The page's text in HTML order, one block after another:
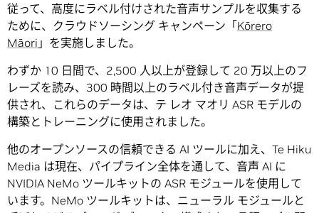
従って、高度にラベル付けされた音声サンプルを収集する
ために、クラウドソーシング キャンペーン「Kōrero
Māori 」を実施しました。
わずか 10 日間で、2,500 人以上が登録して 20 万以上のフ
レーズを読み、300 時間以上のラベル付き音声データが提
供され、これらのデータは、テ レオ マオリ ASR モデルの
構築とトレーニングに使用されました。
他のオープンソースの信頼できる AI ツールに加え、Te Hiku
Media は現在、パイプライン全体を通して、音声 AI に
NVIDIA NeMo ツールキットの ASR モジュールを使用して
います。NeMo ツールキットは、ニューラル モジュールと